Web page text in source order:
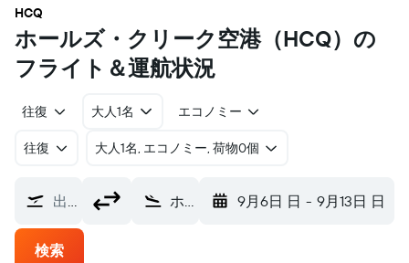
HCQ
ホールズ・クリーク空港​（HCQ​）の
フライト＆運航状況
往復 大人1名 エコノミー
往復 ​大人1名, エコノミー, 荷物0個
出発地 ホールズ・クリーク空港 (HCQ) 9月6日 日 - 9月13日 日
検索